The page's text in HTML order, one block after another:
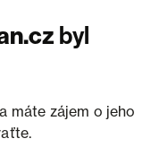
byl
máte zájem o jeho